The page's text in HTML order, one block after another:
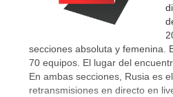
secciones absoluta y femenina.
70 equipos. El lugar del
En ambas secciones, Rusia es
retransmisiones en directo en